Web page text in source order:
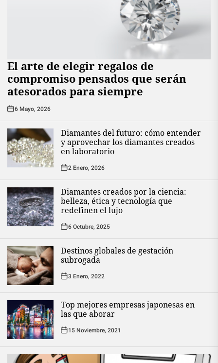
El arte de elegir regalos de
compromiso pensados que serán
atesorados para siempre
6 Mayo, 2026
Diamantes del futuro: cómo entender
y aprovechar los diamantes creados
en laboratorio
2 Enero, 2026
Diamantes creados por la ciencia:
belleza, ética y tecnología que
redefinen el lujo
6 Octubre, 2025
Destinos globales de gestación
subrogada
3 Enero, 2022
Top mejores empresas japonesas en
las que aborar
15 Noviembre, 2021